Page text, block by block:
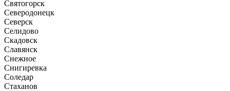
Святогорск
Северодонецк
Северск
Селидово
Скадовск
Славянск
Снежное
Снигиревка
Соледар
Стаханов